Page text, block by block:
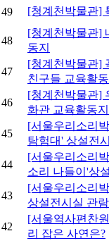
49 [청계천박물관]
48
[청계천박물관]
동지
47
[청계천박물관]
친구들 교육활동
46
[청계천박물관]
화관 교육활동지
45
[서울우리소리
탐험대' 상설전
44
[서울우리소리
소리 나들이'상
43
[서울우리소리
상설전시실 관람
42
[서울역사편찬
리 잡은 사연은?